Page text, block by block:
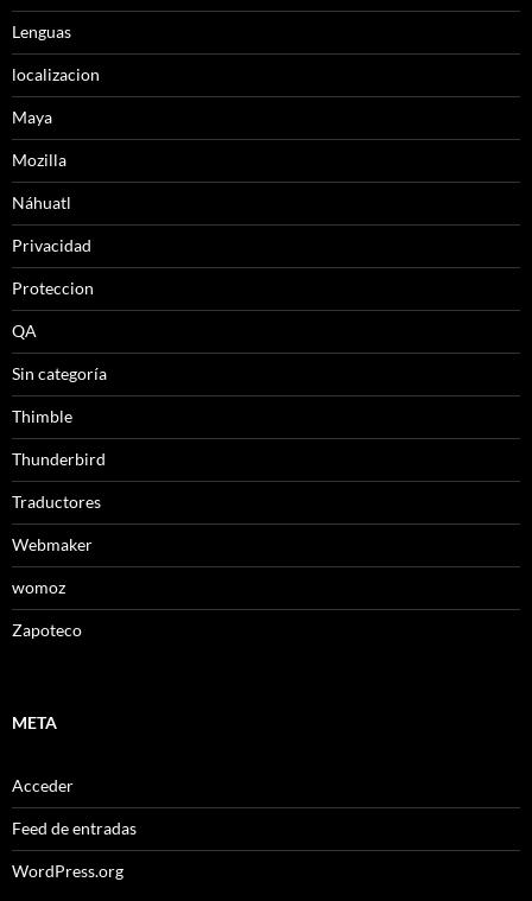
Lenguas
localizacion
Maya
Mozilla
Náhuatl
Privacidad
Proteccion
QA
Sin categoría
Thimble
Thunderbird
Traductores
Webmaker
womoz
Zapoteco
META
Acceder
Feed de entradas
WordPress.org